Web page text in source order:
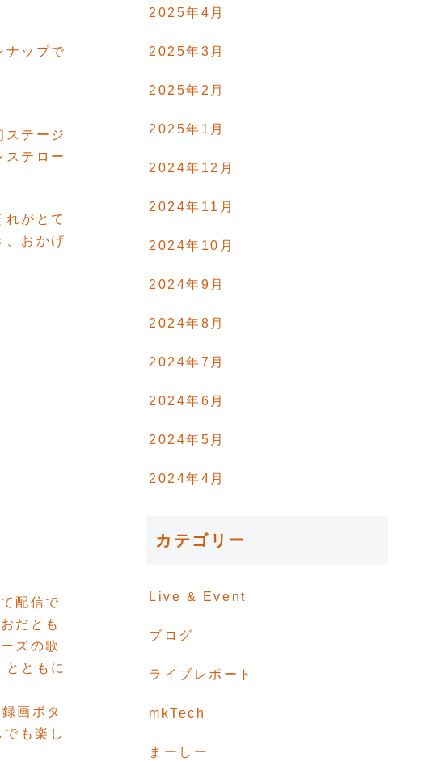
ナップで
テージ
テロー
がとて
、おかげ
配信で
だとも
ズの歌
ともに
画ボタ
も楽し
2025年4月
2025年3月
2025年2月
2025年1月
2024年12月
2024年11月
2024年10月
2024年9月
2024年8月
2024年7月
2024年6月
2024年5月
2024年4月
カテゴリー
Live & Event
ブログ
ライブレポート
mkTech
まーしー